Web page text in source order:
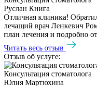
Руслан Книга
Отличная клиника!
лечащий врач Ленкевич
план лечения и подробно
Читать весь отзыв
Отзыв об услуге:
Консультация стоматолога
Юлия Мартюхина